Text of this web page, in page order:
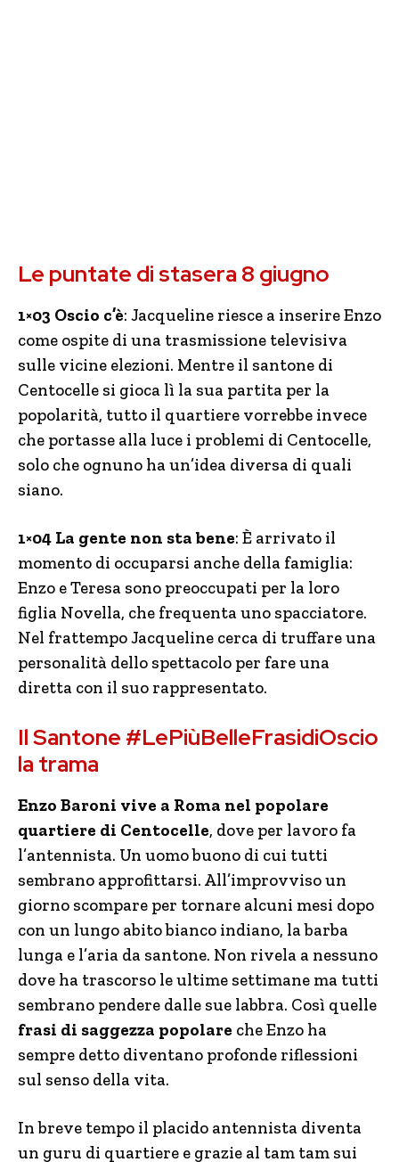
Le puntate di stasera 8 giugno
1×03 Oscio c’è: Jacqueline riesce a inserire Enzo
come ospite di una trasmissione televisiva
sulle vicine elezioni. Mentre il santone di
Centocelle si gioca lì la sua partita per la
popolarità, tutto il quartiere vorrebbe invece
che portasse alla luce i problemi di Centocelle,
solo che ognuno ha un’idea diversa di quali
siano.
1×04 La gente non sta bene: È arrivato il
momento di occuparsi anche della famiglia:
Enzo e Teresa sono preoccupati per la loro
figlia Novella, che frequenta uno spacciatore.
Nel frattempo Jacqueline cerca di truffare una
personalità dello spettacolo per fare una
diretta con il suo rappresentato.
Il Santone #LePiùBelleFrasidiOscio
la trama
Enzo Baroni vive a Roma nel popolare
quartiere di Centocelle, dove per lavoro fa
l’antennista. Un uomo buono di cui tutti
sembrano approfittarsi. All’improvviso un
giorno scompare per tornare alcuni mesi dopo
con un lungo abito bianco indiano, la barba
lunga e l’aria da santone. Non rivela a nessuno
dove ha trascorso le ultime settimane ma tutti
sembrano pendere dalle sue labbra. Così quelle
frasi di saggezza popolare che Enzo ha
sempre detto diventano profonde riflessioni
sul senso della vita.
In breve tempo il placido antennista diventa
un guru di quartiere e grazie al tam tam sui